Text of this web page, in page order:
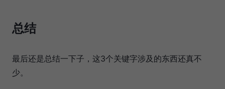
总结
最后还是总结一下子，这3个关键字涉及的东西还真不
少。